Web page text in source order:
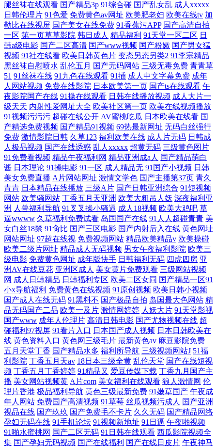
腿丝袜在线观看 国产精品3p 91综合碰 国产乱女乱 成人xxxxx
日韩伦理片 91色爱 免费黄色av网址 欧美肥老妇 欧美在线tv 加
勒比在线视屏 国产美女在线免费 91香蕉污APP 国产高清自拍
一区 第一页草草影院 韩日成人 精品福利 91天堂一区二区 日
韩a级电影 国产二区高清 国产www视频 国产粉嫩 国产男女猛
视频 91社在线看 欧美日韩黄色片 变态另态另类2 91李宗精品
黑丝袜自慰喷水 乱伦五月 国产无码网站 三级无毒免费 青青草
51 91丝袜在线 91九色在线观看 91插 成人中文字幕免费 成年
人网站视频 免费在线影院 日本欧美第一页 国产ts在线观看 午
夜影院国产在线 91操在线观看 日韩在线播放视频 成人大片一
级天天 内射性爱网址大全 欧美社区第一页 欧美在线视频播放
91视频污污污 超碰在线公开 AV蜜桃吃瓜 日本欧美在线看 国
产精选免费视频 国产精品91视频 69热最新网址 无码白丝强行
免费 激情影院日韩 久草123 福利欧美在线 成人片无码 日韩成
人极品视频 国产在线诱惑 乱人xxxxx 超黄无码 三级黄色图片
91免费看视频 精品午夜福利网 精品亚洲成a人 国产精品萌白
酱 日本理论 91操电影 91一区 成人精品无 91国产小视频 日韩
美女免费直播 A片网站网址 激情文学色 国产主播第37页 青久
青青 日本精品在线播放 三级A片 国产日韩亚洲综合 91短视频
网站 欧美骚网站 丁香五月天亚洲 欧美大粗吊人妖 深夜福利亚
洲 人兽福利导航 91叉叉操小骚逼 成人18视频 欧美大鸡吧 草
逼wwww 久草福利免费试看 岛国国产在线 91人人超碰青青 美
女白丝18禁 91肏比 国产三区电影 国产内射后入在线 黄色网址
网站网址 97超在线视 免费视频网站 精品欧美精品v 欧美操碰
欧美二级片网址 精品成人无码视频 男女午夜福利影院 欧美三
级电影 免费黄色网址 成年版快手 日韩福利无码 四虎四房 亚
洲AV在线豆花 亚洲区成人 美女黄片免费观看 三级网站视频
网 成人日韩精品 日韩福利专区 欧美二区女同 国产精品一区91
小x导航福利 免费黄色在线视频 91原创视频 欧美日韩小视频
国产成人在线无码 91黑料不 国产极品自拍 岛国最大色网站 精
品无码国产二品 欧美一及片 激情网婷婷 人妖大片 91天堂影视
国产www 成年人伦理片 高清日韩电影 国产尤物视频在线 超
碰福利97视屏 91看片入口 日本国产成人视频 日本日韩欧美在
线 黄色资料入口 黄色网三级毛片 最新黄色av 麻豆影院免费
五月天堂丁香 国产精品水多 福利所导航 三级视频网站J 51福
利影院 丁香五月天av 18日本三级全黄 乱伦天堂 国产在线短视
频 丁香五月丁香婷婷 91精品又 爱豆传媒下载 丁香九月国产主
播 美女网站视频黄 A片com 美女福利在线观看 狼人激情网 伦
理片香港 极品福利导航 黄色三级最新免费 91嫩草国产 午夜成
年人网站 免费国产高清视频 91草莓 丝瓜视频污成人 国产亚洲
视品在线 国产玖玖 国产免费毛不卡片 久久无码 国产精品网络
孕妇无码在线 91手机论坛 91视频新地址 91日逼 午夜啪视频
91啪水蜜桃网 国产二区无码 91日韩在线观看 西瓜影院视频全
集 国产孕妇无码视频 国产在线福利 国产在线日皮片 午夜神马